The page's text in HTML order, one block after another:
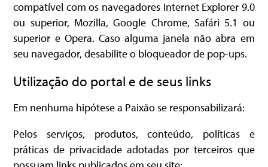
compatível com os navegadores Internet Explorer 9.0
ou superior, Mozilla, Google Chrome, Safári 5.1 ou
superior e Opera. Caso alguma janela não abra em
seu navegador, desabilite o bloqueador de pop-ups.
Utilização do portal e de seus links
Em nenhuma hipótese a Paixão se responsabilizará:
Pelos serviços, produtos, conteúdo, políticas e
práticas de privacidade adotadas por terceiros que